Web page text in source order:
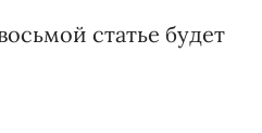
статье будет